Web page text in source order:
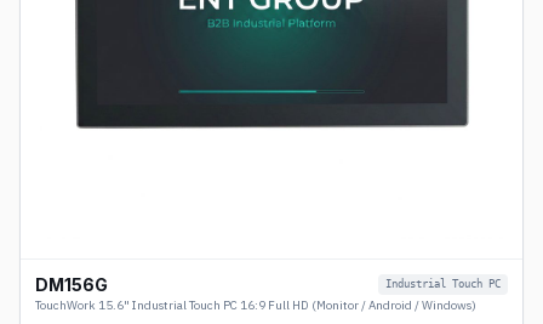
DM156G Industrial Touch PC
TouchWork 15.6" Industrial Touch PC 16:9 Full HD (Monitor / Android / Windows)